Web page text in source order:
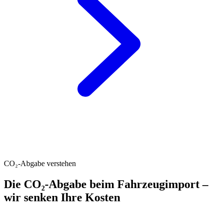
CO₂-Abgabe verstehen
Die CO₂-Abgabe beim Fahrzeugimport –
wir senken Ihre Kosten